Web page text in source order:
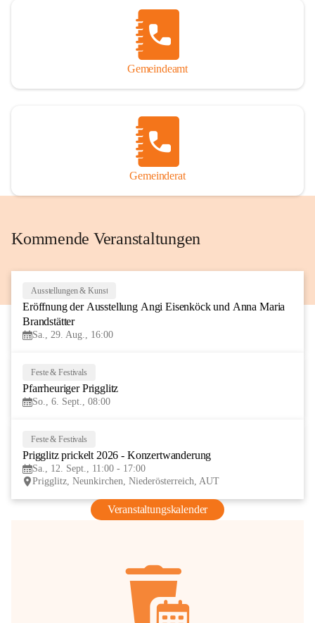
Gemeindeamt
Gemeinderat
Kommende Veranstaltungen
AUG
Ausstellungen & Kunst
Eröffnung der Ausstellung Angi Eisenköck und Anna Maria
Brandstätter
Sa., 29. Aug., 16:00
Feste & Festivals
Pfarrheuriger Prigglitz
So., 6. Sept., 08:00
Feste & Festivals
Prigglitz prickelt 2026 - Konzertwanderung
Sa., 12. Sept., 11:00 - 17:00
Prigglitz, Neunkirchen, Niederösterreich, AUT
Veranstaltungskalender